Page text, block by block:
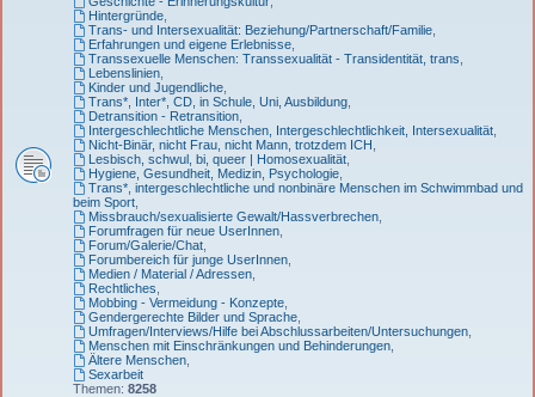
Hintergründe,
Trans- und Intersexualität: Beziehung/Partnerschaft/Familie,
Erfahrungen und eigene Erlebnisse,
Transsexuelle Menschen: Transsexualität - Transidentität, trans
Lebenslinien,
Kinder und Jugendliche,
Trans*, Inter*, CD, in Schule, Uni, Ausbildung,
Detransition - Retransition,
Intergeschlechtliche Menschen, Intergeschlechtlichkeit, Intersexualität,
Nicht-Binär, nicht Frau, nicht Mann, trotzdem ICH
Lesbisch, schwul, bi, queer | Homosexualität,
Hygiene, Gesundheit, Medizin, Psychologie,
Trans*, intergeschlechtliche und nonbinäre Menschen im Schwimmbad und
beim Sport
Missbrauch/sexualisierte Gewalt/Hassverbrechen,
Forumfragen für neue UserInnen,
Forum/Galerie/Chat,
Forumbereich für junge UserInnen,
Medien / Material / Adressen,
Rechtliches
Mobbing - Vermeidung - Konzepte,
Gendergerechte Bilder und Sprache,
Umfragen/Interviews/Hilfe bei Abschlussarbeiten/Untersuchungen,
Menschen mit Einschränkungen und Behinderungen,
Ältere Menschen,
Sexarbeit
Themen: 8258